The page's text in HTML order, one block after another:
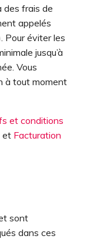
des frais de
appelés
Pour éviter les
jusqu’à
Vous
à tout moment
et conditions
et Facturation
sont
dans ces